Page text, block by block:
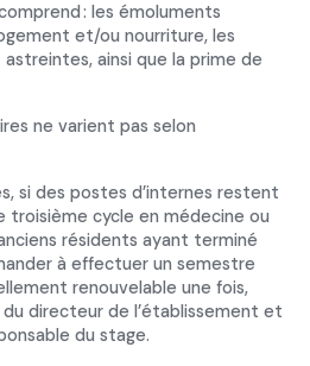
: les émoluments
et/ou nourriture, les
ainsi que la prime de
ne varient pas selon
si des postes d’internes restent
troisième cycle en médecine ou
résidents ayant terminé
à effectuer un semestre
renouvelable une fois,
du directeur de l’établissement et
du stage.